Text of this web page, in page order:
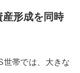
形成を同時
世帯では、大きな